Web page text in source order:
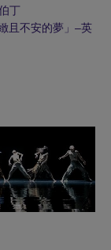
丁
不安的夢」 –英